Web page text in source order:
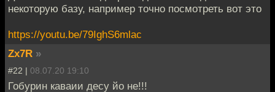
некоторую базу, например точно посмотреть вот это
https://youtu.be/79IghS6mlac
Zx7R »
#22 | 08.07.20 19:10
Гобурин каваии десу йо не!!!